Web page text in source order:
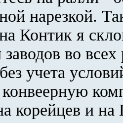
нарезкой.
Контик я
заводов во
учета
корейцев и